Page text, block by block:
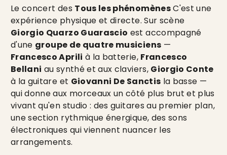
Le concert des Tous les phénomènesC'est une
expérience physique et directe. Sur scène
Giorgio Quarzo Guarascio est accompagné
d'une groupe de quatre musiciens —
Francesco Aprili à la batterie, Francesco
Bellani au synthé et aux claviers, Giorgio Conte
à la guitare et Giovanni De Sanctis la basse —
qui donne aux morceaux un côté plus brut et plus
vivant qu'en studio : des guitares au premier plan,
une section rythmique énergique, des sons
électroniques qui viennent nuancer les
arrangements.